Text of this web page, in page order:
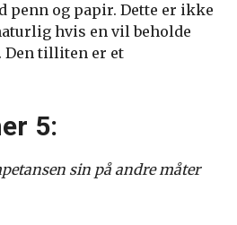
penn og papir. Dette er ikke
hvis en vil beholde
tilliten er et
5:
sin på andre måter